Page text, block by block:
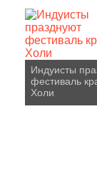
Индуисты
фестиваль
Холи